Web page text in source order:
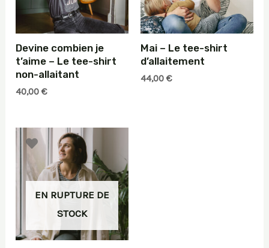
Devine combien je
t’aime – Le tee-shirt
non-allaitant
40,00€
Mai – Le tee-shirt
d’allaitement
44,00 €
EN RUPTURE DE
STOCK